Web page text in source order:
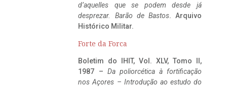
d’aquelles que se podem desde já
desprezar. Barão de Bastos. Arquivo
Histórico Militar.
Forte da Forca
Boletim do IHIT, Vol. XLV, Tomo II,
1987 – Da poliorcética à fortificação
nos Açores – Introdução ao estudo do